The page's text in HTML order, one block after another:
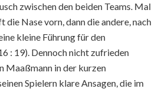
zwischen den beiden Teams. Mal
die Nase vorn, dann die andere, nach
kleine Führung für den
: 19). Dennoch nicht zufrieden
Maaßmann in der kurzen
Spielern klare Ansagen, die im